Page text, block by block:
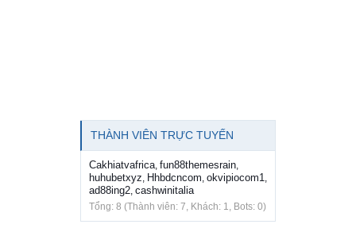
THÀNH VIÊN TRỰC TUYẾN
Cakhiatvafrica, fun88themesrain,
huhubetxyz, Hhbdcncom, okvipiocom1,
ad88ing2, cashwinitalia
Tổng: 8 (Thành viên: 7, Khách: 1, Bots: 0)